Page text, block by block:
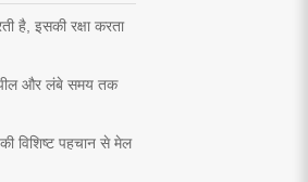
है, इसकी रक्षा करता
और लंबे समय तक
विशिष्ट पहचान से मेल